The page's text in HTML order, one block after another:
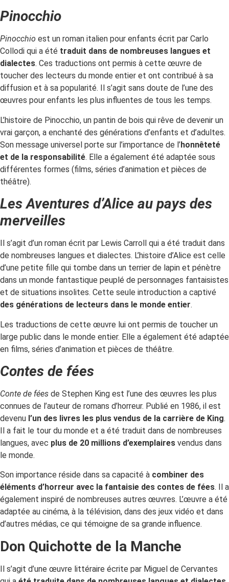
Pinocchio
Pinocchio est un roman italien pour enfants écrit par Carlo
Collodi qui a été traduit dans de nombreuses langues et
dialectes. Ces traductions ont permis à cette œuvre de
toucher des lecteurs du monde entier et ont contribué à sa
diffusion et à sa popularité. Il s’agit sans doute de l’une des
œuvres pour enfants les plus influentes de tous les temps.
L’histoire de Pinocchio, un pantin de bois qui rêve de devenir un
vrai garçon, a enchanté des générations d’enfants et d’adultes.
Son message universel porte sur l’importance de l’honnêteté
et de la responsabilité. Elle a également été adaptée sous
différentes formes (films, séries d’animation et pièces de
théâtre).
Les Aventures d’Alice au pays des
merveilles
Il s’agit d’un roman écrit par Lewis Carroll qui a été traduit dans
de nombreuses langues et dialectes. L’histoire d’Alice est celle
d’une petite fille qui tombe dans un terrier de lapin et pénètre
dans un monde fantastique peuplé de personnages fantaisistes
et de situations insolites. Cette seule introduction a captivé
des générations de lecteurs dans le monde entier.
Les traductions de cette œuvre lui ont permis de toucher un
large public dans le monde entier. Elle a également été adaptée
en films, séries d’animation et pièces de théâtre.
Contes de fées
Conte de fées de Stephen King est l’une des œuvres les plus
connues de l’auteur de romans d’horreur. Publié en 1986, il est
devenu l’un des livres les plus vendus de la carrière de King.
Il a fait le tour du monde et a été traduit dans de nombreuses
langues, avec plus de 20 millions d’exemplaires vendus dans
le monde.
Son importance réside dans sa capacité à combiner des
éléments d’horreur avec la fantaisie des contes de fées. Il a
également inspiré de nombreuses autres œuvres. L’œuvre a été
adaptée au cinéma, à la télévision, dans des jeux vidéo et dans
d’autres médias, ce qui témoigne de sa grande influence.
Don Quichotte de la Manche
Il s’agit d’une œuvre littéraire écrite par Miguel de Cervantes